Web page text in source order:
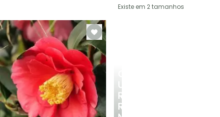
UM
RECANTO
REFRESCANTE
Existe em 2 tamanhos